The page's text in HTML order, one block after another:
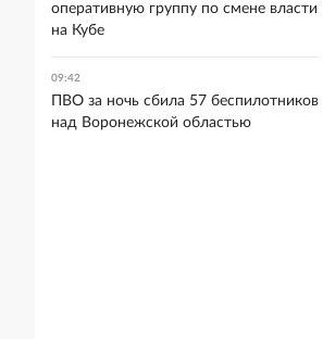
оперативную группу по смене власти
на Кубе
09:42
ПВО за ночь сбила 57 беспилотников
над Воронежской областью